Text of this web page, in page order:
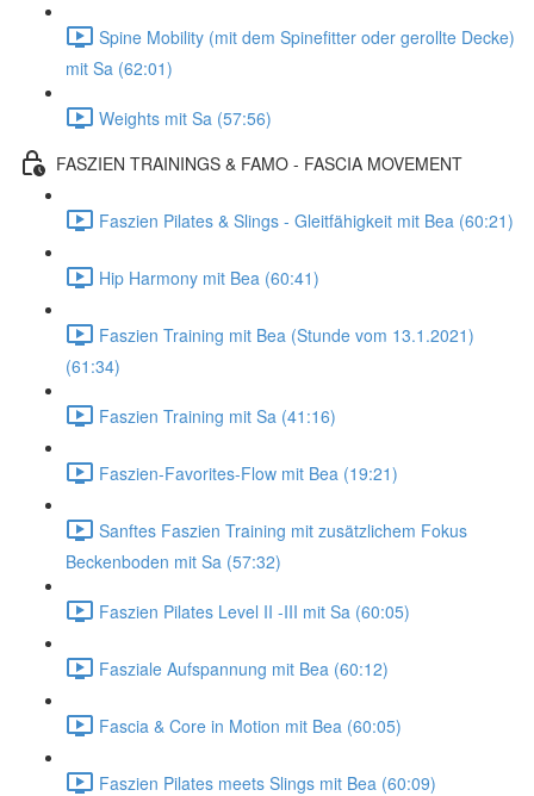
Spine Mobility (mit dem Spinefitter oder gerollte Decke)
mit Sa (62:01)
Weights mit Sa (57:56)
FASZIEN TRAININGS & FAMO - FASCIA MOVEMENT
Faszien Pilates & Slings - Gleitfähigkeit mit Bea (60:21)
Hip Harmony mit Bea (60:41)
Faszien Training mit Bea (Stunde vom 13.1.2021)
(61:34)
Faszien Training mit Sa (41:16)
Faszien-Favorites-Flow mit Bea (19:21)
Sanftes Faszien Training mit zusätzlichem Fokus
Beckenboden mit Sa (57:32)
Faszien Pilates Level II -III mit Sa (60:05)
Fasziale Aufspannung mit Bea (60:12)
Fascia & Core in Motion mit Bea (60:05)
Faszien Pilates meets Slings mit Bea (60:09)